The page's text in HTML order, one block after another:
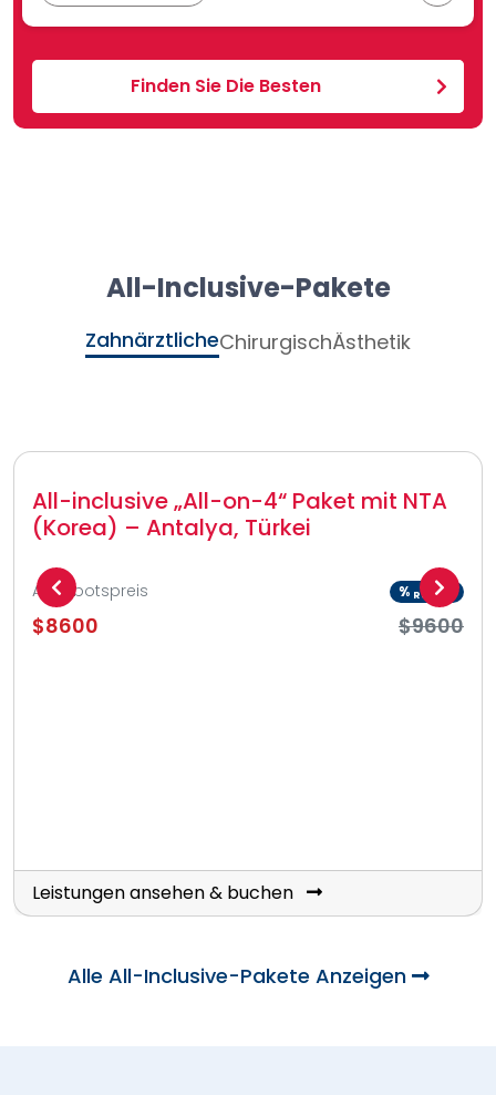
Finden Sie Die Besten
All-Inclusive-Pakete
ZahnärztlicheChirurgischÄsthetik
All-inclusive „All-on-4“ Paket mit NTA
(Korea) – Antalya, Türkei
Angebotspreis % Rabatt
$8600 $9600
Leistungen ansehen & buchen
Alle All-Inclusive-Pakete Anzeigen